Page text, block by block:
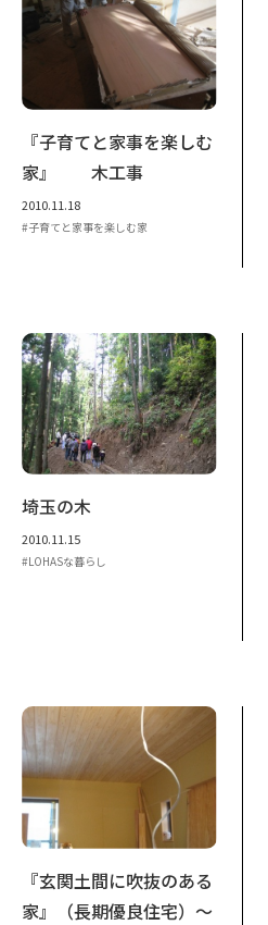
『子育てと家事を楽しむ
家』 木工事
2010.11.18
子育てと家事を楽しむ家
埼玉の木
2010.11.15
LOHASな暮らし
『玄関土間に吹抜のある
家』（長期優良住宅）～